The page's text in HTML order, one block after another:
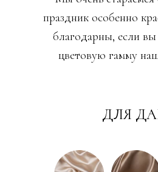
праздник особенно
благодарны, если
цветовую гамму
ДЛЯ